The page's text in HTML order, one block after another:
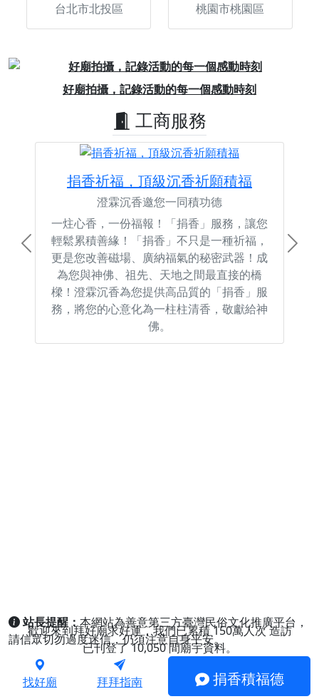
台北市北投區
桃園市桃園區
好廟拍攝，記錄活動的每一個感動時刻
Previous
工商服務
捐香祈福，頂級沉香祈願積福
澄霖沉香邀您一同積功德
一炷心香，一份福報！「捐香」服務，讓您
輕鬆累積善緣！「捐香」不只是一種祈福，
更是您改善磁場、廣納福氣的秘密武器！成
為您與神佛、祖先、天地之間最直接的橋
樑！澄霖沉香為您提供高品質的「捐香」服
務，將您的心意化為一柱柱清香，敬獻給神
佛。
Previous Next
站長提醒：本網站為善意第三方臺灣民俗文化推廣平台，
請信眾切勿過度迷信，仍須注意自身平安。
歡迎來到拜好廟求好運，我們已累積150萬人次造訪
已刊登了10,050間廟宇資料。
找好廟 拜拜指南 捐香積福德